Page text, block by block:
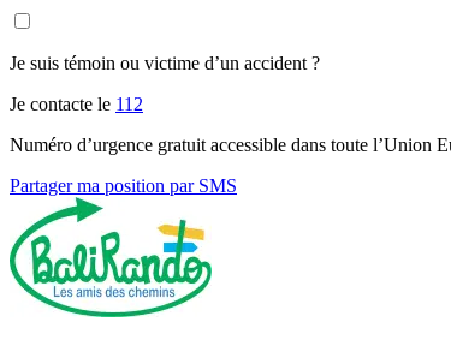
Je suis témoin ou victime d’un accident ?
Je contacte le 112
Numéro d’urgence gratuit accessible dans toute l’Union
Partager ma position par SMS